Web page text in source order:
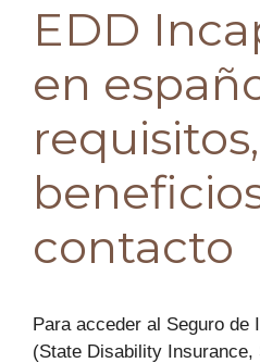
EDD
en
requisitos,
contacto
Para acceder al Seguro de
(State Disability Insurance,